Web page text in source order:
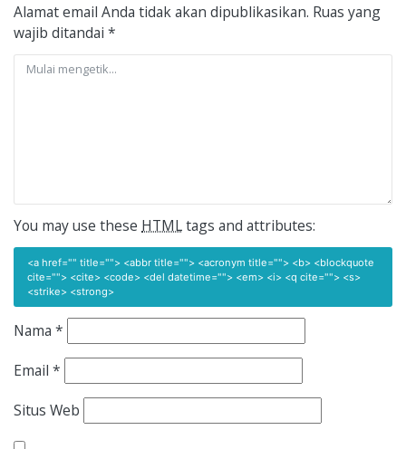
Alamat email Anda tidak akan dipublikasikan. Ruas yang
wajib ditandai *
You may use these HTMLtags and attributes:
<a href="" title=""> <abbr title=""> <acronym title=""> <b> <blockquote
cite=""> <cite> <code> <del datetime=""> <em> <i> <q cite=""> <s>
<strike> <strong>
Nama *
Email *
Situs Web